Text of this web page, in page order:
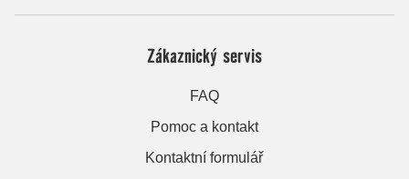
Zákaznický servis
FAQ
Pomoc a kontakt
Kontaktní formulář